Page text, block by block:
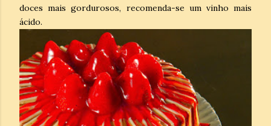
doces mais gordurosos, recomenda-se um vinho mais
ácido.